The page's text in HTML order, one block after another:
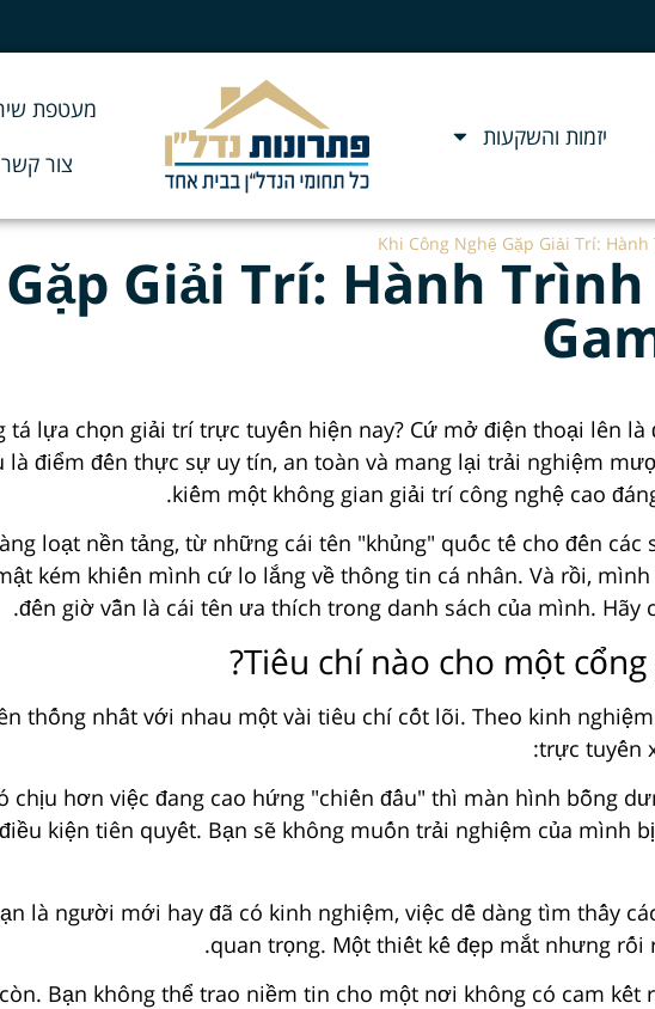
יזמות והשקעות
מעטפת
צור קשר
Khi Công Nghệ Gặp Giải Trí:
Giải Trí: Hành
lựa chọn giải trí trực tuyến hiện nay? Cứ mở điện thoại lên
điểm đến thực sự uy tín, an toàn và mang lại trải nghiệm
kiếm một không gian giải trí công nghệ cao
loạt nền tảng, từ những cái tên "khủng" quốc tế cho đến các
kém khiến mình cứ lo lắng về thông tin cá nhân. Và rồi,
đến giờ vẫn là cái tên ưa thích trong danh sách của mình.
Tiêu chí nào cho một cổng
thống nhất với nhau một vài tiêu chí cốt lõi. Theo kinh
trực tuyến
chịu hơn việc đang cao hứng "chiến đấu" thì màn hình bỗng
kiện tiên quyết. Bạn sẽ không muốn trải nghiệm của mình
là người mới hay đã có kinh nghiệm, việc dễ dàng tìm thấy
quan trọng. Một thiết kế đẹp mắt nhưng rối
Bạn không thể trao niềm tin cho một nơi không có cam kết